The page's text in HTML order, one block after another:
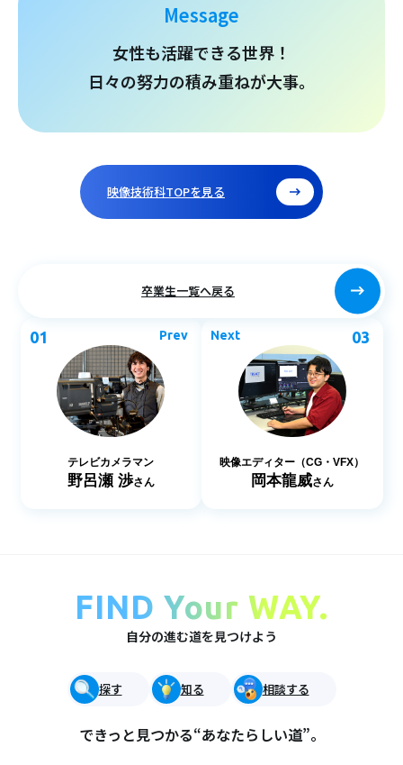
Message
女性も活躍できる世界！
日々の努力の積み重ねが大事。
映像技術科TOPを見る
卒業生一覧へ戻る
テレビカメラマン
野呂瀬 渉さん
01 Prev
映像エディター（CG・VFX）
岡本龍威さん
03
Next
FIND Your WAY.
自分の進む道を見つけよう
探す 知る 相談する
できっと見つかる“あなたらしい道”。